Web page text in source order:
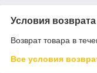
Условия возврата
Возврат товара в
Все условия